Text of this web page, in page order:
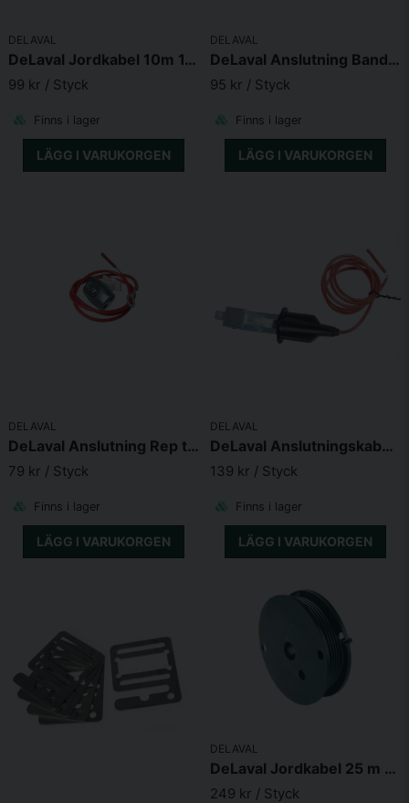
Skicka fråga
DELAVAL
DeLaval Jordkabel 10m 1,6mm
99 kr / Styck
Finns i lager
LÄGG I VARUKORGEN
DELAVAL
DeLaval Anslutning Band till aggregat
95 kr / Styck
Finns i lager
LÄGG I VARUKORGEN
DELAVAL
DeLaval Anslutning Rep till aggregat
79 kr / Styck
Finns i lager
LÄGG I VARUKORGEN
DELAVAL
DeLaval Anslutningskabel Universal
139 kr / Styck
Finns i lager
LÄGG I VARUKORGEN
DELAVAL
DeLaval Jordkabel 25 m 1,6mm
249 kr / Styck